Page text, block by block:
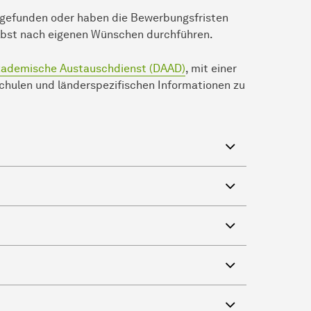
oder haben die Bewerbungsfristen
nach eigenen Wünschen durchführen.
Austauschdienst (DAAD), mit einer
und länderspezifischen Informationen zu